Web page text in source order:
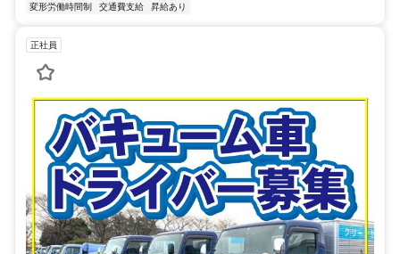
変形労働時間制 交通費支給 昇給あり
正社員